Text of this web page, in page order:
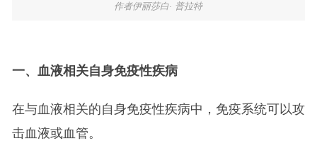
作者伊丽莎白· 普拉特
一、血液相关自身免疫性疾病
在与血液相关的自身免疫性疾病中，免疫系统可以攻
击血液或血管。